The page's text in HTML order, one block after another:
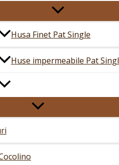
Husa Finet Pat Single
Huse impermeabile Pat